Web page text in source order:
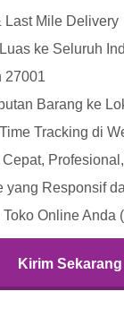
Last Mile Delivery
ke Seluruh
27001
Barang ke
Tracking di
yang Responsif
Online Anda
Kirim Sekarang